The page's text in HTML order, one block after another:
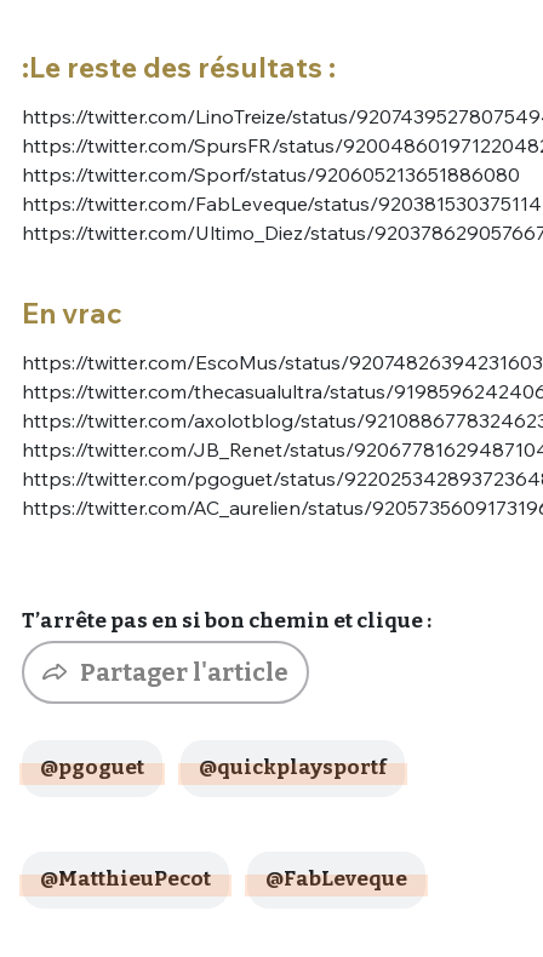
:Le reste des résultats :
https://twitter.com/LinoTreize/status/
https://twitter.com/SpursFR/status/
https://twitter.com/Sporf/status/920605213651886080
https://twitter.com/FabLeveque/status/
https://twitter.com/Ultimo_Diez/status/
En vrac
https://twitter.com/EscoMus/status/
https://twitter.com/thecasualultra/status/
https://twitter.com/axolotblog/status/
https://twitter.com/JB_Renet/status/
https://twitter.com/pgoguet/status/
https://twitter.com/AC_aurelien/status/
T’arrête pas en si bon chemin et clique :
Partager l'article
@pgoguet @quickplaysportf
@MatthieuPecot @FabLeveque